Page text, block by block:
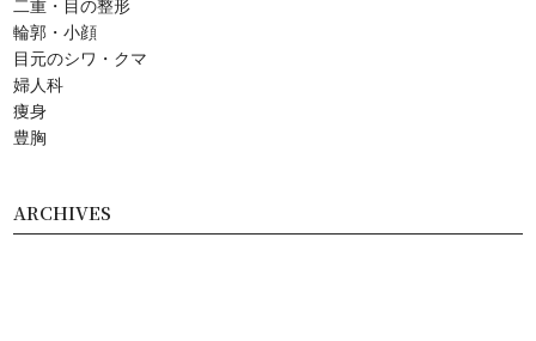
⼆重・⽬の整形
輪郭・小顔
⽬元のシワ・クマ
婦人科
痩身
豊胸
ARCHIVES